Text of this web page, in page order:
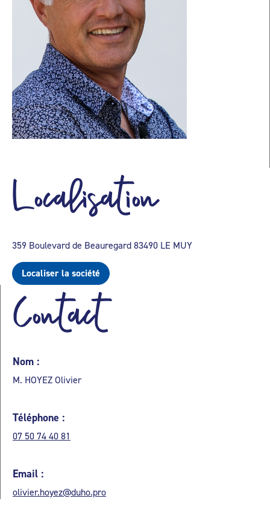
Localisation
359 Boulevard de Beauregard 83490 LE MUY
Localiser la société
Contact
Nom :
M. HOYEZ Olivier
Téléphone :
07 50 74 40 81
Email :
olivier.hoyez@duho.pro